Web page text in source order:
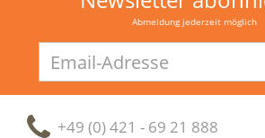
Abmeldung jederzeit möglich
Adresse
+49 (0) 421 - 69 21 888